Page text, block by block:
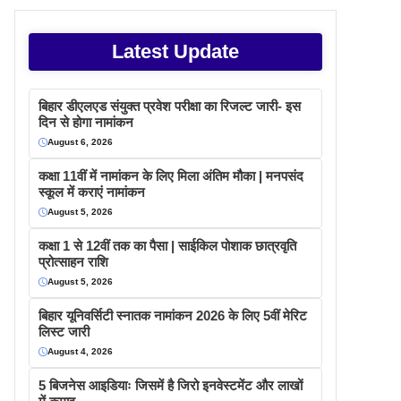
Latest Update
बिहार डीएलएड संयुक्त प्रवेश परीक्षा का रिजल्ट जारी- इस
दिन से होगा नामांकन
August 6, 2026
कक्षा 11वीं में नामांकन के लिए मिला अंतिम मौका | मनपसंद
स्कूल में कराएं नामांकन
August 5, 2026
कक्षा 1 से 12वीं तक का पैसा | साईकिल पोशाक छात्रवृति
प्रोत्साहन राशि
August 5, 2026
बिहार यूनिवर्सिटी स्नातक नामांकन 2026 के लिए 5वीं मेरिट
लिस्ट जारी
August 4, 2026
5 बिजनेस आइडियाः जिसमें है जिरो इनवेस्टमेंट और लाखों